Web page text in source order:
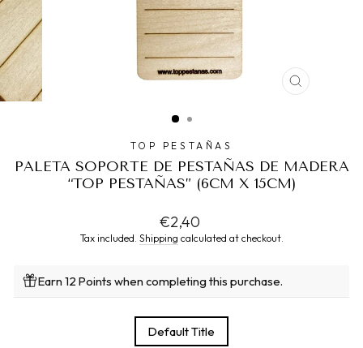
CLOSE
TOP PESTAÑAS
PALETA SOPORTE DE PESTAÑAS DE MADERA
“TOP PESTAÑAS” (6CM X 15CM)
Regular
price
€2,40
Tax included. Shipping calculated at checkout.
Earn 12 Points when completing this purchase.
Default Title